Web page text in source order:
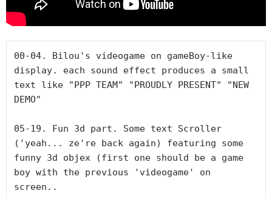
00-04. Bilou's videogame on gameBoy-like
display. each sound effect produces a small
text like "PPP TEAM" "PROUDLY PRESENT" "NEW
DEMO"
05-19. Fun 3d part. Some text Scroller
('yeah... ze're back again) featuring some
funny 3d objex (first one should be a game
boy with the previous 'videogame' on
screen..